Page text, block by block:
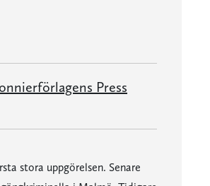
Press
stora uppgörelsen. Senare